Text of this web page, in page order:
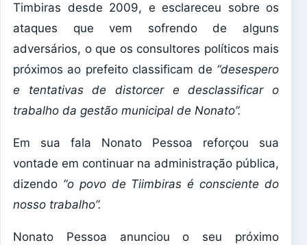
Timbiras desde 2009, e esclareceu sobre os
ataques que vem sofrendo de alguns
adversários, o que os consultores políticos mais
próximos ao prefeito classificam de “desespero
e tentativas de distorcer e desclassificar o
trabalho da gestão municipal de Nonato”.
Em sua fala Nonato Pessoa reforçou sua
vontade em continuar na administração pública,
dizendo “o povo de Tiimbiras é consciente do
nosso trabalho”.
Nonato Pessoa anunciou o seu próximo